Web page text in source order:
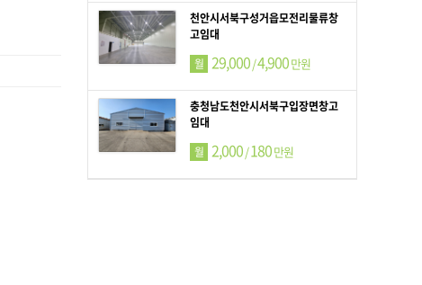
천안시서북구성거읍모전리물류창
고임대
월 29,000/4,900만원
충청남도천안시서북구입장면창고
임대
월 2,000/180만원